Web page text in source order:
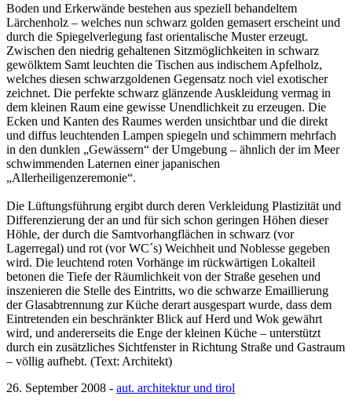
Boden und Erkerwände bestehen aus speziell behandeltem
Lärchenholz – welches nun schwarz golden gemasert erscheint und
durch die Spiegelverlegung fast orientalische Muster erzeugt.
Zwischen den niedrig gehaltenen Sitzmöglichkeiten in schwarz
gewölktem Samt leuchten die Tischen aus indischem Apfelholz,
welches diesen schwarzgoldenen Gegensatz noch viel exotischer
zeichnet. Die perfekte schwarz glänzende Auskleidung vermag in
dem kleinen Raum eine gewisse Unendlichkeit zu erzeugen. Die
Ecken und Kanten des Raumes werden unsichtbar und die direkt
und diffus leuchtenden Lampen spiegeln und schimmern mehrfach
in den dunklen „Gewässern“ der Umgebung – ähnlich der im Meer
schwimmenden Laternen einer japanischen
„Allerheiligenzeremonie“.
Die Lüftungsführung ergibt durch deren Verkleidung Plastizität und
Differenzierung der an und für sich schon geringen Höhen dieser
Höhle, der durch die Samtvorhangflächen in schwarz (vor
Lagerregal) und rot (vor WC´s) Weichheit und Noblesse gegeben
wird. Die leuchtend roten Vorhänge im rückwärtigen Lokalteil
betonen die Tiefe der Räumlichkeit von der Straße gesehen und
inszenieren die Stelle des Eintritts, wo die schwarze Emaillierung
der Glasabtrennung zur Küche derart ausgespart wurde, dass dem
Eintretenden ein beschränkter Blick auf Herd und Wok gewährt
wird, und andererseits die Enge der kleinen Küche – unterstützt
durch ein zusätzliches Sichtfenster in Richtung Straße und Gastraum
– völlig aufhebt. (Text: Architekt)
26. September 2008 - aut. architektur und tirol